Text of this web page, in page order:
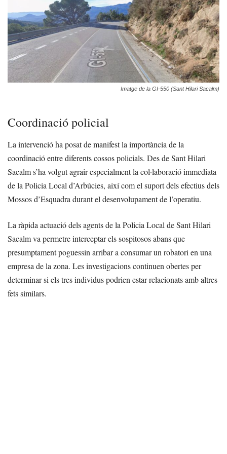
Imatge de la GI-550 (Sant Hilari Sacalm)
Coordinació policial
La intervenció ha posat de manifest la importància de la
coordinació entre diferents cossos policials. Des de Sant Hilari
Sacalm s’ha volgut agrair especialment la col·laboració immediata
de la Policia Local d’Arbúcies, així com el suport dels efectius dels
Mossos d’Esquadra durant el desenvolupament de l’operatiu.
La ràpida actuació dels agents de la Policia Local de Sant Hilari
Sacalm va permetre interceptar els sospitosos abans que
presumptament poguessin arribar a consumar un robatori en una
empresa de la zona. Les investigacions continuen obertes per
determinar si els tres individus podrien estar relacionats amb altres
fets similars.